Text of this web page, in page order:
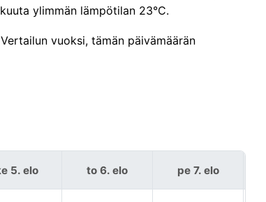
ylimmän lämpötilan 23°C.
vuoksi, tämän päivämäärän
5. elo to 6. elo pe 7. elo